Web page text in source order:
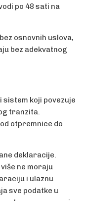
po 48 sati na
osnovnih uslova,
bez adekvatnog
sistem koji povezuje
tranzita.
otpremnice do
deklaracije.
ne moraju
i ulaznu
sve podatke u